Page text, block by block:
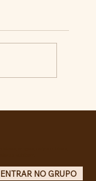
ENTRAR NO GRUPO